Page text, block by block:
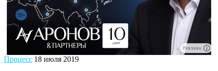
Реклама
Процесс 18 июля 2019